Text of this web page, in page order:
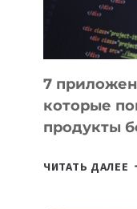
7
которые
продукты
ЧИТАТЬ ДАЛЕЕ 7